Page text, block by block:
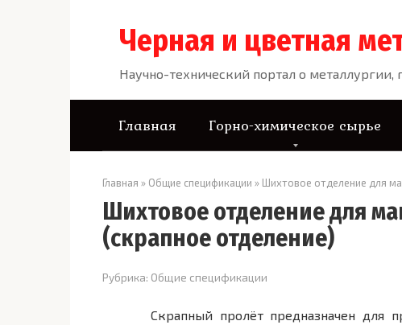
Черная и цветная
Научно-технический портал о
Главная Горно-химическое сырье
Главная » Общие спецификации » Шихтовое отделение для
Шихтовое отделение для
(скрапное отделение)
Рубрика: Общие спецификации
Скрапный пролёт предназначен для